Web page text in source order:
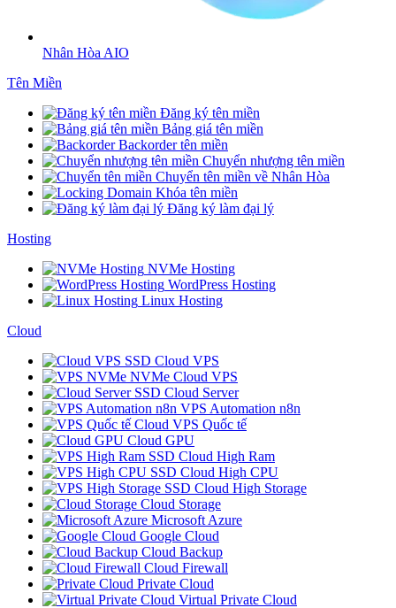
Nhân Hòa AIO
Tên Miền
Đăng ký tên miền
Bảng giá tên miền
Backorder tên miền
Chuyển nhượng tên miền
Chuyển tên miền về Nhân Hòa
Khóa tên miền
Đăng ký làm đại lý
Hosting
NVMe Hosting
WordPress Hosting
Linux Hosting
Cloud
SSD Cloud VPS
NVMe Cloud VPS
SSD Cloud Server
VPS Automation n8n
Cloud VPS Quốc tế
Cloud GPU
SSD Cloud High Ram
SSD Cloud High CPU
SSD Cloud High Storage
Cloud Storage
Microsoft Azure
Google Cloud
Cloud Backup
Cloud Firewall
Private Cloud
Virtual Private Cloud